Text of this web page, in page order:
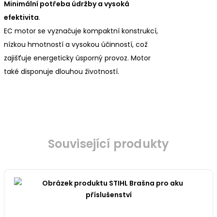
Minimální potřeba údržby a vysoká
efektivita.
EC motor se vyznačuje kompaktní konstrukcí,
nízkou hmotností a vysokou účinností, což
zajišťuje energeticky úsporný provoz. Motor
také disponuje dlouhou životností.
Související produkty